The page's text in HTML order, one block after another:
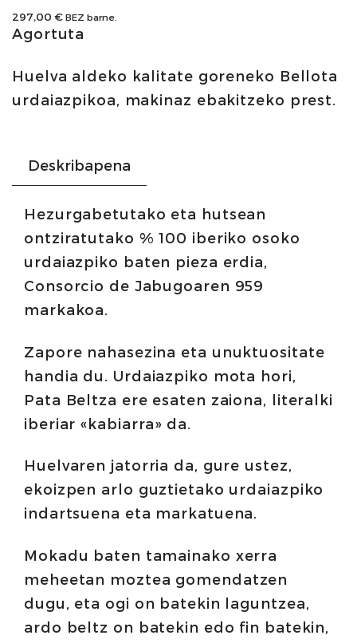
297,00 € BEZ barne.
Agortuta
Huelva aldeko kalitate goreneko Bellota
urdaiazpikoa, makinaz ebakitzeko prest.
Deskribapena
Hezurgabetutako eta hutsean
ontziratutako % 100 iberiko osoko
urdaiazpiko baten pieza erdia,
Consorcio de Jabugoaren 959
markakoa.
Zapore nahasezina eta unuktuositate
handia du. Urdaiazpiko mota hori,
Pata Beltza ere esaten zaiona, literalki
iberiar «kabiarra» da.
Huelvaren jatorria da, gure ustez,
ekoizpen arlo guztietako urdaiazpiko
indartsuena eta markatuena.
Mokadu baten tamainako xerra
meheetan moztea gomendatzen
dugu, eta ogi on batekin laguntzea,
ardo beltz on batekin edo fin batekin,